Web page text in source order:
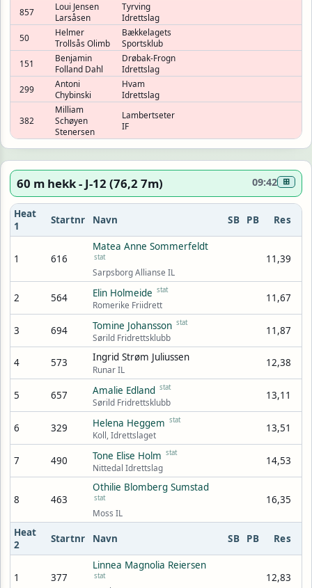
857
Loui Jensen
Larsåsen
Tyrving
Idrettslag
50
Helmer
Trollsås Olimb
Bækkelagets
Sportsklub
151
Benjamin
Folland Dahl
Drøbak-Frogn
Idrettslag
299
Antoni
Chybinski
Hvam
Idrettslag
382
Milliam
Schøyen
Stenersen
Lambertseter
IF
60 m hekk - J-12 (76,2 7m) 09:42 ⊞
Heat
1
Startnr Navn SB PB Res
1 616
Matea Anne Sommerfeldt
stat
Sarpsborg Allianse IL
11,39
2 564 Elin Holmeide stat
Romerike Friidrett
11,67
3 694 Tomine Johansson stat
Sørild Fridrettsklubb
11,87
4 573 Ingrid Strøm Juliussen
Runar IL
12,38
5 657 Amalie Edland stat
Sørild Fridrettsklubb
13,11
6 329 Helena Heggem stat
Koll, Idrettslaget
13,51
7 490 Tone Elise Holm stat
Nittedal Idrettslag
14,53
8 463
Othilie Blomberg Sumstad
stat
Moss IL
16,35
Heat
2
Startnr Navn SB PB Res
1 377
Linnea Magnolia Reiersen
stat 12,83